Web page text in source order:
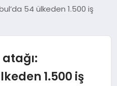
54 ülkeden 1.500 iş
1.500 iş